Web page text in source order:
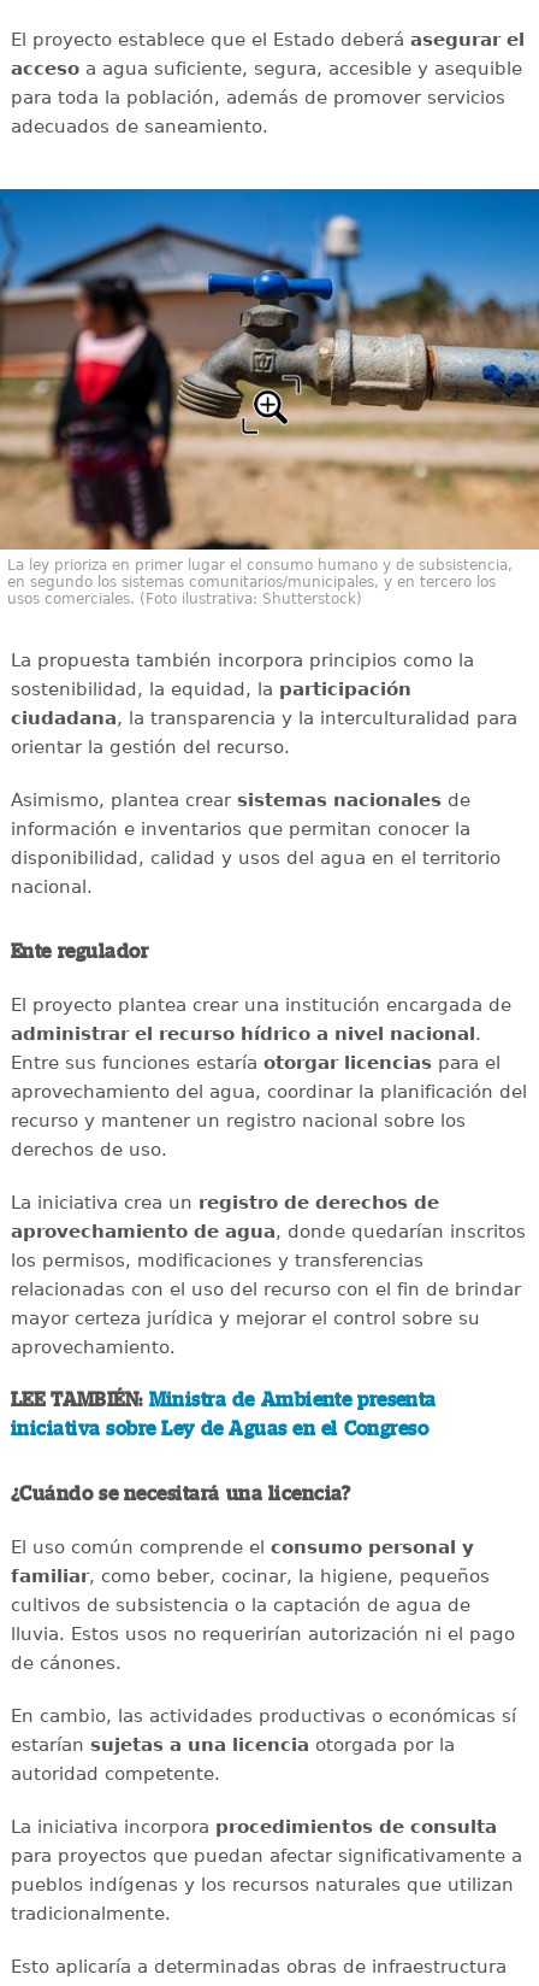
El proyecto establece que el Estado deberá asegurar el
accesoa agua suficiente, segura, accesible y asequible
para toda la población, además de promover servicios
adecuados de saneamiento.
La ley prioriza en primer lugar el consumo humano y de subsistencia,
en segundo los sistemas comunitarios/municipales, y en tercero los
usos comerciales. (Foto ilustrativa: Shutterstock)
La propuesta también incorpora principios como la
sostenibilidad, la equidad, la participación
ciudadana, la transparencia y la interculturalidad para
orientar la gestión del recurso.
Asimismo, plantea crear sistemas nacionalesde
información e inventarios que permitan conocer la
disponibilidad, calidad y usos del agua en el territorio
nacional.
Ente regulador
El proyecto plantea crear una institución encargada de
administrar el recurso hídrico a nivel nacional.
Entre sus funciones estaría otorgar licenciaspara el
aprovechamiento del agua, coordinar la planificación del
recurso y mantener un registro nacional sobre los
derechos de uso.
La iniciativa crea un registro de derechos de
aprovechamiento de agua, donde quedarían inscritos
los permisos, modificaciones y transferencias
relacionadas con el uso del recurso con el fin de brindar
mayor certeza jurídica y mejorar el control sobre su
aprovechamiento.
LEE TAMBIÉN: Ministra de Ambiente presenta
iniciativa sobre Ley de Aguas en el Congreso
¿Cuándo se necesitará una licencia?
El uso común comprende el consumo personal y
familiar, como beber, cocinar, la higiene, pequeños
cultivos de subsistencia o la captación de agua de
lluvia. Estos usos no requerirían autorización ni el pago
de cánones.
En cambio, las actividades productivas o económicas sí
estarían sujetas a una licencia otorgada por la
autoridad competente.
La iniciativa incorpora procedimientos de consulta
para proyectos que puedan afectar significativamente a
pueblos indígenas y los recursos naturales que utilizan
tradicionalmente.
Esto aplicaría a determinadas obras de infraestructura